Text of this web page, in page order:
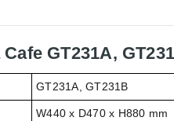
GT231A,
GT231A, GT231B
W440 x D470 x H880 mm